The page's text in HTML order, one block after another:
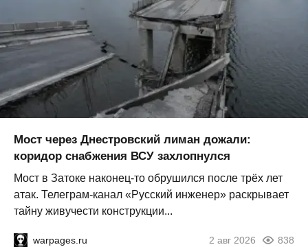
Мост через Днестровский лиман дожали:
коридор снабжения ВСУ захлопнулся
Мост в Затоке наконец-то обрушился после трёх лет
атак. Телеграм-канал «Русский инженер» раскрывает
тайну живучести конструкции...
warpages.ru 2 авг 2026 838